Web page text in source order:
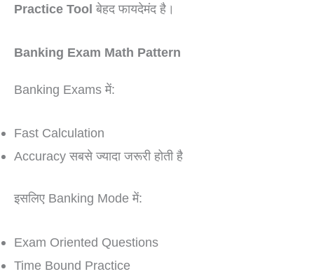
Practice Tool बेहद फायदेमंद है।
Banking Exam Math Pattern
Banking Exams में:
Fast Calculation
Accuracy सबसे ज्यादा जरूरी होती है
इसलिए Banking Mode में:
Exam Oriented Questions
Time Bound Practice